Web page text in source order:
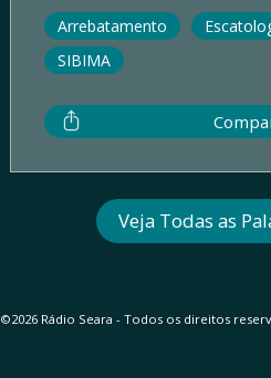
Arrebatamento
SIBIMA
Veja Todas as
©2026 Rádio Seara - Todos os direitos